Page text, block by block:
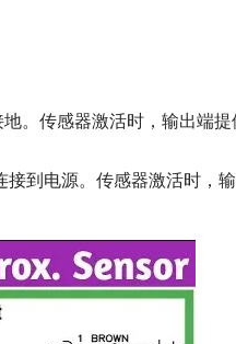
。传感器激活时，输出端
到电源。传感器激活时，